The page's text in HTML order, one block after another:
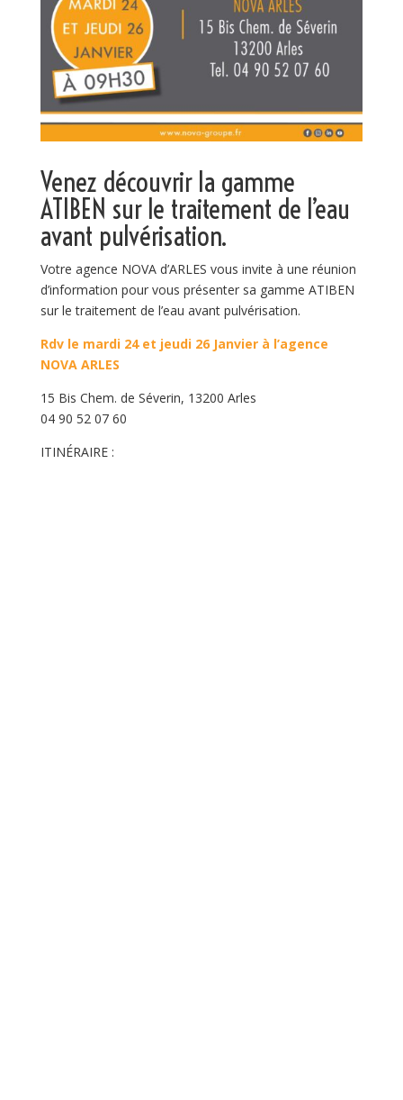
Venez découvrir la gamme
ATIBEN sur le traitement de l’eau
avant pulvérisation.
Votre agence NOVA d’ARLES vous invite à une réunion
d’information pour vous présenter sa gamme ATIBEN
sur le traitement de l’eau avant pulvérisation.
Rdv le mardi 24 et jeudi 26 Janvier à l’agence
NOVA ARLES
15 Bis Chem. de Séverin, 13200 Arles
04 90 52 07 60
ITINÉRAIRE :